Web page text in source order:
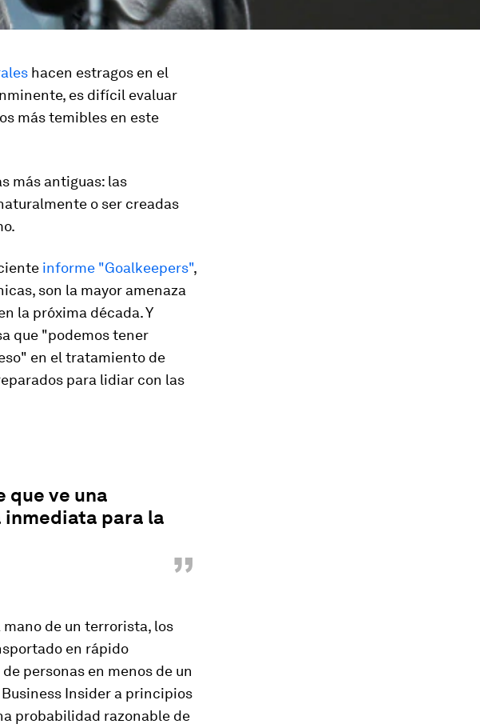
hacen estragos en el
es difícil evaluar
más temibles en este
más antiguas: las
o ser creadas
informe "Goalkeepers",
son la mayor amenaza
la próxima década. Y
que "podemos tener
en el tratamiento de
para lidiar con las
que ve una
inmediata para la
”
mano de un terrorista, los
en rápido
personas en menos de un
Business Insider a principios
probabilidad razonable de